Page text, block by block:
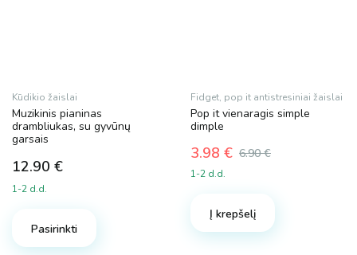
Kūdikio žaislai
Muzikinis pianinas
drambliukas, su gyvūnų
garsais
12.90 €
1-2 d.d.
Pasirinkti
Fidget, pop it antistresiniai žaislai
Pop it vienaragis simple
dimple
6.90€
Original
price
6.90 €.
3.98 €
Current
price
3.98 €.
1-2 d.d.
Į krepšelį